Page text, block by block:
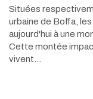
Situées
urbaine de Boffa,
aujourd'hui à une
Cette montée
vivent…